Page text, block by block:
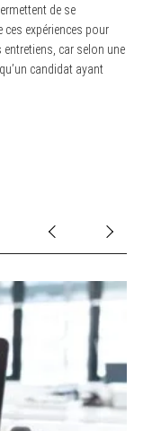
de se
ces expériences pour
car selon une
candidat ayant